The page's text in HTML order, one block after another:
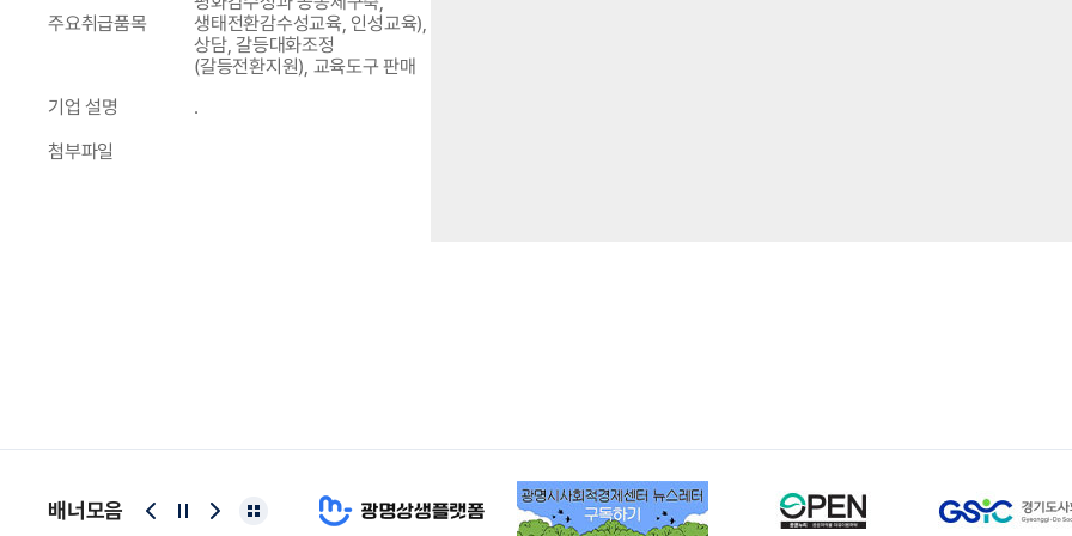
주요취급품목
생태전환감수성교육, 인성교육),
상담, 갈등대화조정
(갈등전환지원), 교육도구 판매
기업 설명
.
첨부파일
배너모음